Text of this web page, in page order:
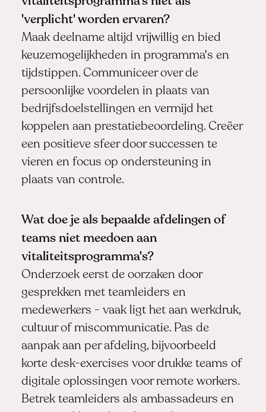
'verplicht' worden ervaren?
Maak deelname altijd vrijwillig en bied
keuzemogelijkheden in programma's en
tijdstippen. Communiceer over de
persoonlijke voordelen in plaats van
bedrijfsdoelstellingen en vermijd het
koppelen aan prestatiebeoordeling. Creëer
een positieve sfeer door successen te
vieren en focus op ondersteuning in
plaats van controle.
Wat doe je als bepaalde afdelingen of
teams niet meedoen aan
vitaliteitsprogramma's?
Onderzoek eerst de oorzaken door
gesprekken met teamleiders en
medewerkers - vaak ligt het aan werkdruk,
cultuur of miscommunicatie. Pas de
aanpak aan per afdeling, bijvoorbeeld
korte desk-exercises voor drukke teams of
digitale oplossingen voor remote workers.
Betrek teamleiders als ambassadeurs en